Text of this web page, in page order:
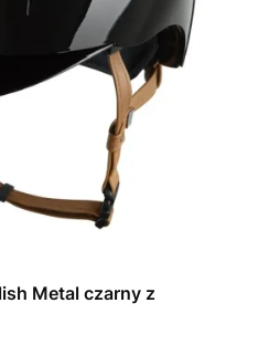
Metal czarny z